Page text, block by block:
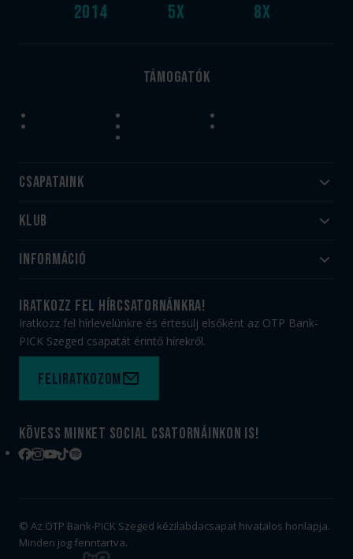
2014 5x 8x
Támogatók
Csapataink
Felnőtt
Utánpótlás
Klub
#HandballFamily
Munkatársaink
PICK Aréna
Sajtóakkreditáció
Információ
Jegy- és bérletvásárlás
Webshop
Adatvédelem
Felhasználási feltételek
Kapcsolat
iratkozz fel hírcsatornánkra!
Iratkozz fel hírlevelünkre és értesülj elsőként az OTP Bank-
PICK Szeged csapatát érintő hírekről.
Feliratkozom
Kövess minket social csatornáinkon is!
Facebook
Instagram
YouTube
TikTokSpotify
© Az OTP Bank-PICK Szeged kézilabdacsapat hivatalos honlapja.
Minden jog fenntartva.